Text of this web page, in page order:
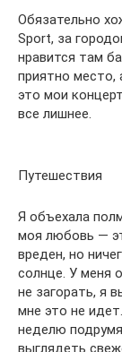
Обязательно
Sport, за
нравится там
приятно
это мои
все лишнее.
Путешествия
Я объехала
моя любовь —
вреден, но
солнце. У меня
не загорать, я
мне это не
неделю
выглядеть